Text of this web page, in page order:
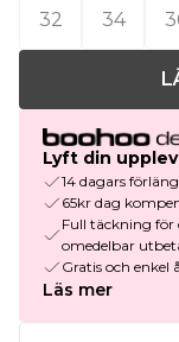
32
34
Lyft din
14 dagars
65kr dag
Full täckning för
omedelbar
Gratis och enkel
Läs mer